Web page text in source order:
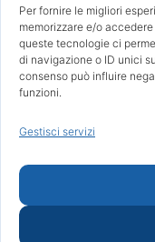
Per fornire le migliori
memorizzare e/o
queste tecnologie ci
di navigazione o ID unici
consenso può influire
funzioni.
Gestisci servizi